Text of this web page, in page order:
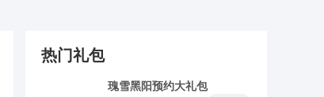
热门礼包
瑰雪黑阳预约大礼包